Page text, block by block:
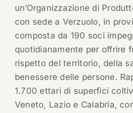
un’Organizzazione di
con sede a Verzuolo, in
composta da 190 soci
quotidianamente per offrire
rispetto del territorio, della
benessere delle persone.
1.700 ettari di superfici
Veneto, Lazio e Calabria,